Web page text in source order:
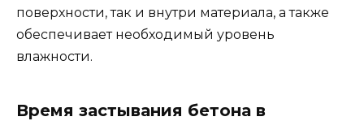
поверхности, так и внутри материала, а также
обеспечивает необходимый уровень
влажности.
Время застывания бетона в